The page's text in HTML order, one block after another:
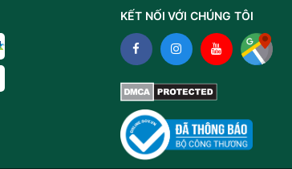
KẾT NỐI VỚI CHÚNG TÔI